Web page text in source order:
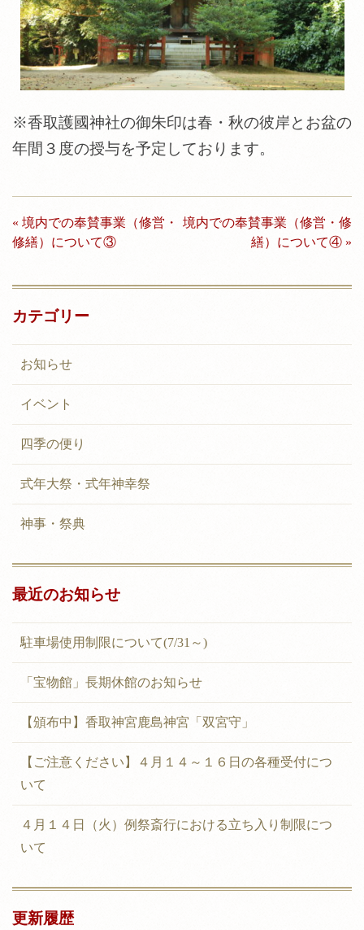
※香取護國神社の御朱印は春・秋の彼岸とお盆の
年間３度の授与を予定しております。
投
稿
ゲ
ー
シ
ョ
ン
« 境内での奉賛事業（修営・
修繕）について③
境内での奉賛事業（修営・修
繕）について④ »
カテゴリー
お知らせ
イベント
四季の便り
式年大祭・式年神幸祭
神事・祭典
最近のお知らせ
駐車場使用制限について(7/31～)
「宝物館」長期休館のお知らせ
【頒布中】香取神宮鹿島神宮「双宮守」
【ご注意ください】４月１４～１６日の各種受付につ
いて
４月１４日（火）例祭斎行における立ち入り制限につ
いて
更新履歴